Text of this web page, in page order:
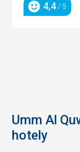
Hodnotenie
4,4/ 5
Umm Al
hotely